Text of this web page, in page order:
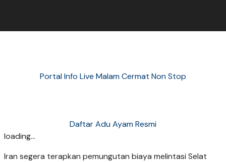
Portal Info Live Malam Cermat Non Stop
Daftar Adu Ayam Resmi
loading...
Iran segera terapkan pemungutan biaya melintasi Selat